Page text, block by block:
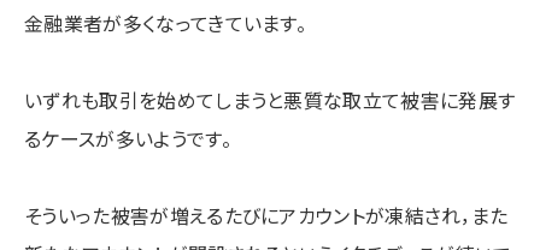
金融業者が多くなってきています。
いずれも取引を始めてしまうと悪質な取立て被害に発展す
るケースが多いようです。
そういった被害が増えるたびにアカウントが凍結され，また